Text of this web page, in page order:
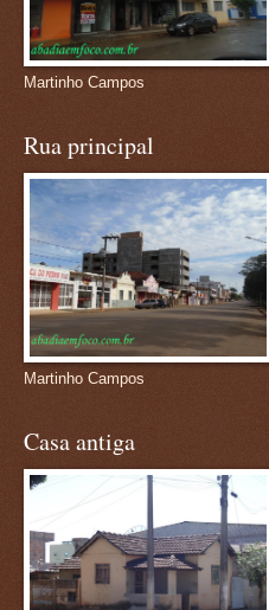
Martinho Campos
Rua principal
Martinho Campos
Casa antiga